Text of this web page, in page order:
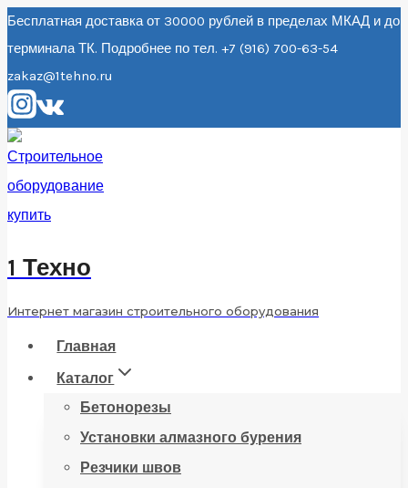
Перейти
к
содержанию
Бесплатная доставка от 30000 рублей в пределах МКАД и до
терминала ТК. Подробнее по тел. +7 (916) 700-63-54
zakaz@1tehno.ru
1 Техно
Интернет магазин строительного оборудования
Главная
Каталог
Бетонорезы
Установки алмазного бурения
Резчики швов